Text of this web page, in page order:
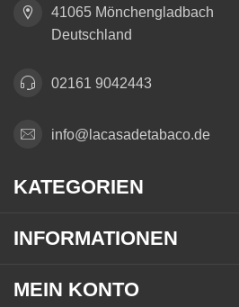
41065 Mönchengladbach
Deutschland
02161 9042443
info@lacasadetabaco.de
KATEGORIEN
INFORMATIONEN
MEIN KONTO